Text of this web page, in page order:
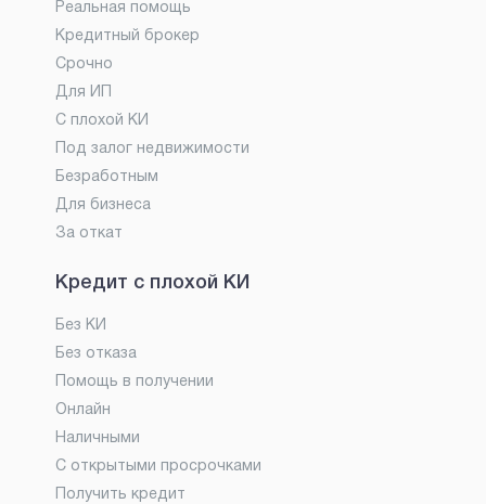
Реальная помощь
Кредитный брокер
Срочно
Для ИП
С плохой КИ
Под залог недвижимости
Безработным
Для бизнеса
За откат
Кредит с плохой КИ
Без КИ
Без отказа
Помощь в получении
Онлайн
Наличными
С открытыми просрочками
Получить кредит